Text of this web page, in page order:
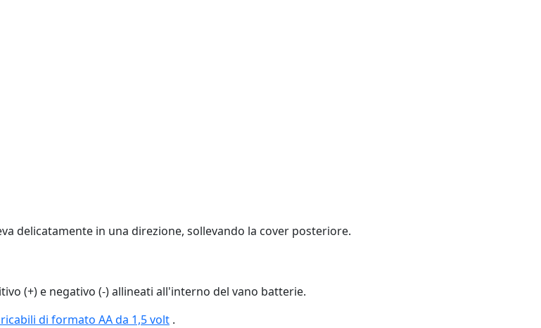
delicatamente in una direzione, sollevando la cover posteriore.
(+) e negativo (-) allineati all'interno del vano batterie.
di formato AA da 1,5 volt .